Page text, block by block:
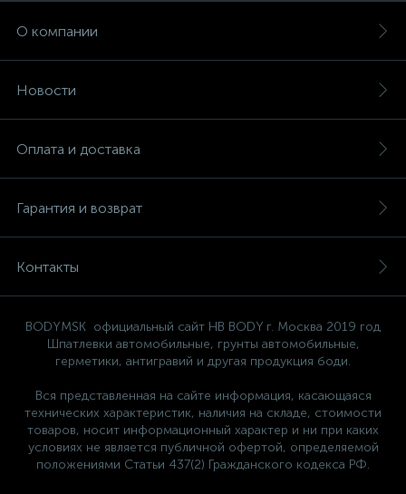
О компании
Новости
Оплата и доставка
Гарантия и возврат
Контакты
BODYMSK официальный сайт HB BODY г. Москва 2019 год
Шпатлевки автомобильные, грунты автомобильные,
герметики, антигравий и другая продукция боди.
Вся представленная на сайте информация, касающаяся
технических характеристик, наличия на складе, стоимости
товаров, носит информационный характер и ни при каких
условиях не является публичной офертой, определяемой
положениями Статьи 437(2) Гражданского кодекса РФ.